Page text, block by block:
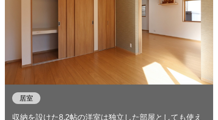
居室
収納を設けた8.2帖の洋室は独立した部屋としても使え